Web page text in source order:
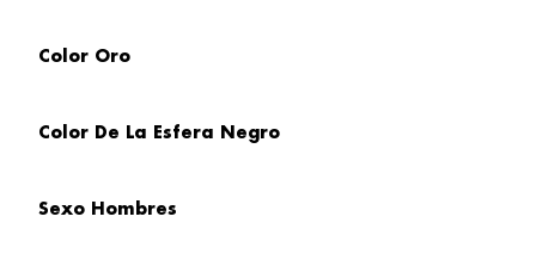
Color Oro
Color De La Esfera Negro
Sexo Hombres